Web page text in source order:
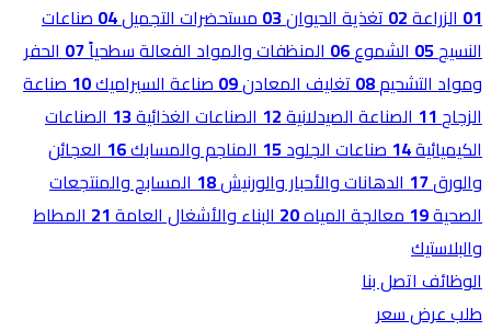
01الزراعة02تغذية الحيوان03مستحضرات التجميل04صناعات
النسيج05الشموع06المنظفات والمواد الفعالة سطحياً07الحفر
ومواد التشحيم08تغليف المعادن09صناعة السيراميك10صناعة
الزجاج11الصناعة الصيدلانية12الصناعات الغذائية13الصناعات
الكيميائية14صناعات الجلود15المناجم والمسابك16العجائن
والورق17الدهانات والأحبار والورنيش18المسابح والمنتجعات
الصحية19معالجة المياه20البناء والأشغال العامة21المطاط
والبلاستيك
الوظائفاتصل بنا
طلب عرض سعر